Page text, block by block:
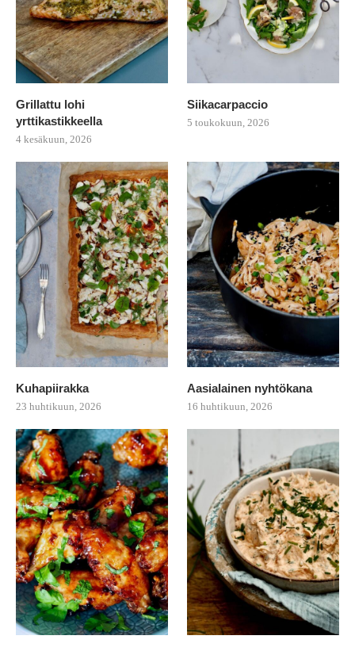
Grillattu lohi
yrttikastikkeella
4 kesäkuun, 2026
Siikacarpaccio
5 toukokuun, 2026
Kuhapiirakka
23 huhtikuun, 2026
Aasialainen nyhtökana
16 huhtikuun, 2026